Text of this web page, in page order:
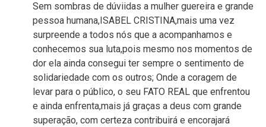
Sem sombras de dúviidas a mulher guereira e grande
pessoa humana,ISABEL CRISTINA,mais uma vez
surpreende a todos nós que a acompanhamos e
conhecemos sua luta,pois mesmo nos momentos de
dor ela ainda consegui ter sempre o sentimento de
solidariedade com os outros; Onde a coragem de
levar para o público, o seu FATO REAL que enfrentou
e ainda enfrenta,mais já graças a deus com grande
superação, com certeza contribuirá e encorajará